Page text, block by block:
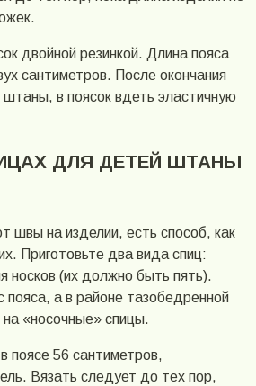
двойной резинкой. Длина пояса
сантиметров. После окончания
в поясок вдеть эластичную
ДЛЯ ДЕТЕЙ ШТАНЫ
на изделии, есть способ, как
Приготовьте два вида спиц:
носков (их должно быть пять).
пояса, а в районе тазобедренной
«носочные» спицы.
поясе 56 сантиметров,
Вязать следует до тех пор,